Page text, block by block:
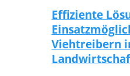
Effiziente
Viehtreibern